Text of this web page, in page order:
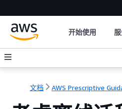
开始使用
文档 AWS Prescriptive